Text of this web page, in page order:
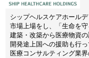
シップヘルスケアホール
市場上場をし、「生命を
建築・改築から医療物資
開発途上国への援助も行っ
医療コンサルティング業